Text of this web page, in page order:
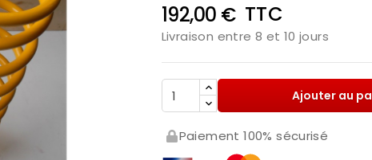
192,00 € TTC
Livraison entre 8 et 10 jours
Ajouter au
Paiement 100% sécurisé